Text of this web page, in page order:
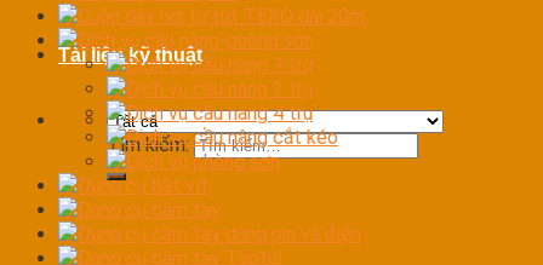
Tài liệu kỹ thuật
Tìm kiếm:
Cuộn dây hơi tự rút TEKO dài 20m
Dịch vụ cầu nâng-phòng sơn
Dịch vụ cầu nâng 1 trụ
Dịch vụ cầu nâng 2 trụ
Dịch vụ cầu nâng 4 trụ
Dịch vụ cầu nâng cắt kéo
Dịch vụ phòng sơn
Dụng cụ bắt vít
Dụng cụ cầm tay
Dụng cụ cầm tay dùng pin và điện
Dụng cụ cầm tay Toptul